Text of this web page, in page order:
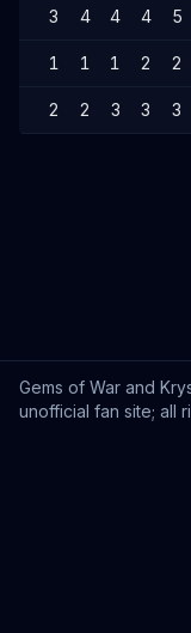
3 4 4 4 5
1 1 1 2 2
2 2 3 3 3
Gems of War and
unofficial fan site; all